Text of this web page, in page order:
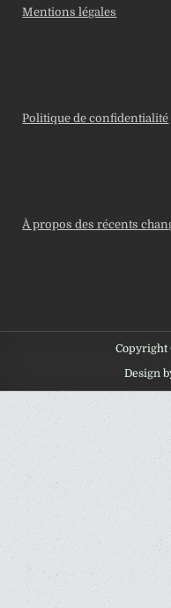
Mentions légales
Politique de confidentialité
À propos des récents
Copyright
Design